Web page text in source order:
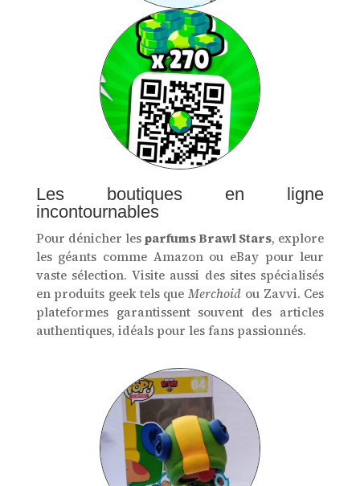
Les boutiques en ligne
incontournables
Pour dénicher lesparfums Brawl Stars, explore
les géants comme Amazon ou eBay pour leur
vaste sélection. Visite aussi des sites spécialisés
en produits geek tels queMerchoid ou Zavvi. Ces
plateformes garantissent souvent des articles
authentiques, idéals pour les fans passionnés.